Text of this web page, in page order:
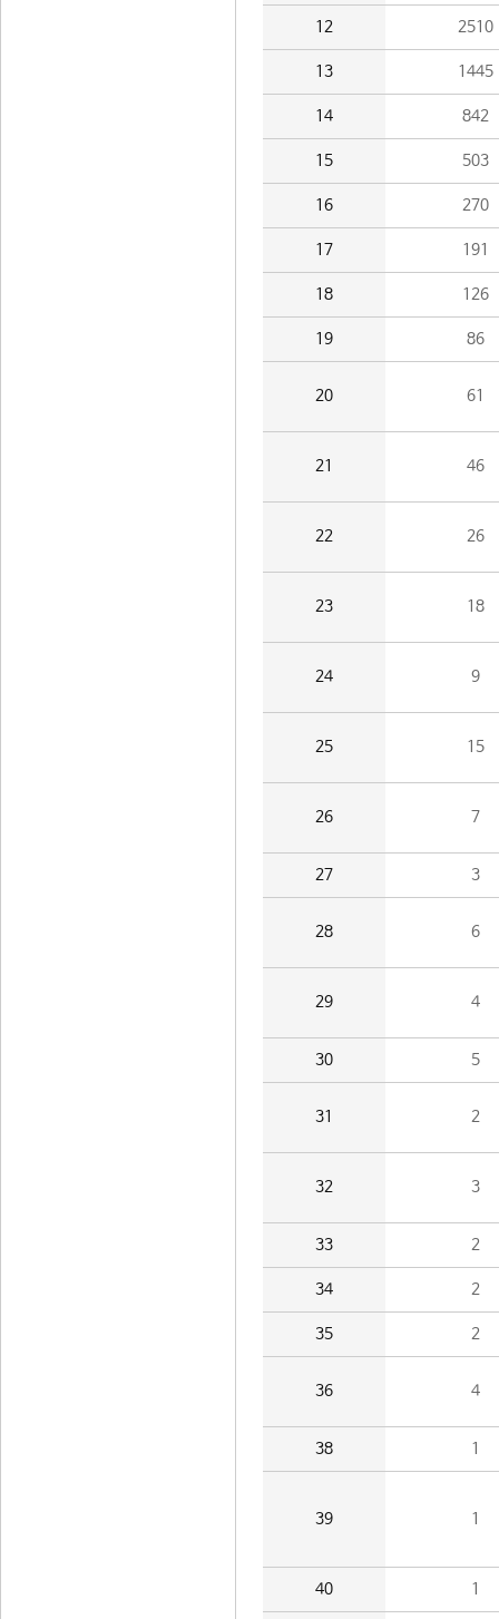
12 2510
13 1445
14 842
15 503
16 270
17 191
18 126
19 86
20 61
21 46
22 26
23 18
24 9
25 15
26 7
27 3
28 6
29 4
30 5
31 2
32 3
33 2
34 2
35 2
36 4
38 1
39 1
40 1